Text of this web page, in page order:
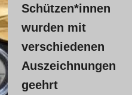
Schützen*innen
wurden mit
verschiedenen
Auszeichnungen
geehrt